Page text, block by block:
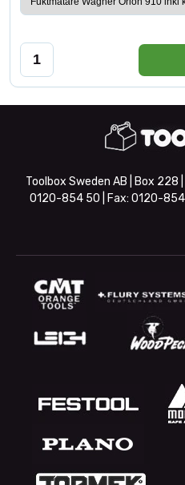
Toolbox Sweden AB | Box
0120-854 50 | Fax: 0120-